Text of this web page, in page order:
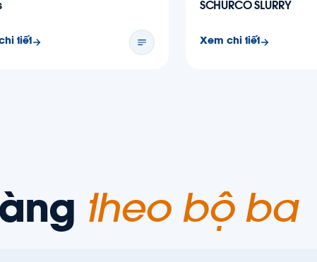
tiết
SCHURCO SLURRY
Xem chi tiết
theo bộ ba